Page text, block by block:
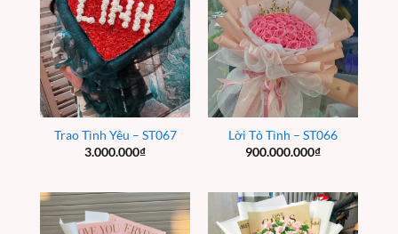
Trao Tình Yêu – ST067
3.000.000₫
Lời Tỏ Tình – ST066
900.000.000₫